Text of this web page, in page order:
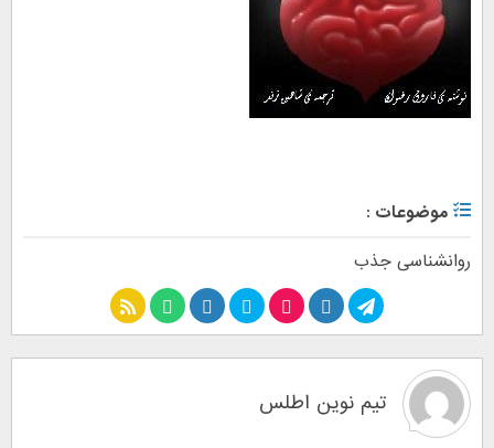
موضوعات :
روانشناسی جذب
تیم نوین اطلس